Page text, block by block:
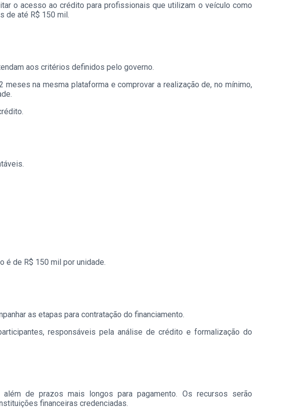
o acesso ao crédito para profissionais que utilizam o veículo como
de até R$ 150 mil.
aos critérios definidos pelo governo.
na mesma plataforma e comprovar a realização de, no mínimo,
é de R$ 150 mil por unidade.
as etapas para contratação do financiamento.
responsáveis pela análise de crédito e formalização do
de prazos mais longos para pagamento. Os recursos serão
financeiras credenciadas.